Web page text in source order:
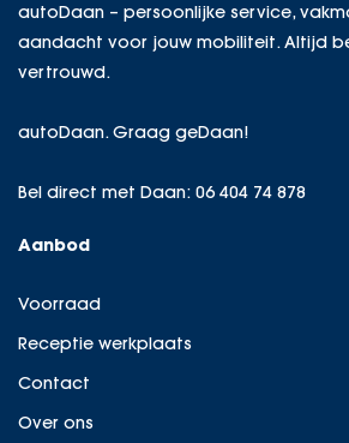
autoDaan – persoonlijke service,
aandacht voor jouw mobiliteit. Altijd
vertrouwd.
autoDaan. Graag geDaan!
Bel direct met Daan: 06 404 74 878
Aanbod
Voorraad
Receptie werkplaats
Contact
Over ons